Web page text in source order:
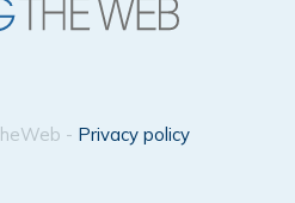
- Privacy policy